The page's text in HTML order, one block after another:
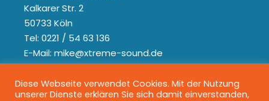
Kalkarer Str. 2
50733 Köln
Tel: 0221 / 54 63 136
E-Mail: mike@xtreme-sound.de
Diese Webseite verwendet Cookies. Mit der Nutzung
unserer Dienste erklären Sie sich damit einverstanden,